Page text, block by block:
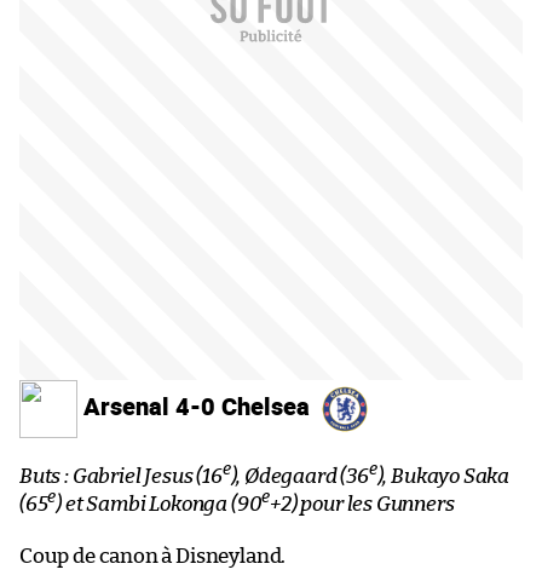
Arsenal 4-0 Chelsea
Buts : Gabriel Jesus (16e), Ødegaard (36e), Bukayo Saka
(65e) et Sambi Lokonga (90e+2) pour les Gunners
Coup de canon à Disneyland.